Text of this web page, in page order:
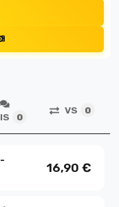
0
VS 0
16,90 €